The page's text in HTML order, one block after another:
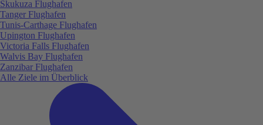
Skukuza Flughafen
Tanger Flughafen
Tunis-Carthage Flughafen
Upington Flughafen
Victoria Falls Flughafen
Walvis Bay Flughafen
Zanzibar Flughafen
Alle Ziele im Überblick